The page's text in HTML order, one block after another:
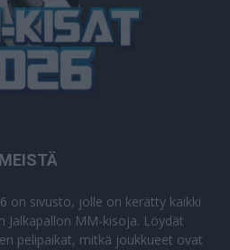
MEISTÄ
on sivusto, jolle on kerätty kaikki
Jalkapallon MM-kisoja. Löydät
pelipaikat, mitkä joukkueet ovat